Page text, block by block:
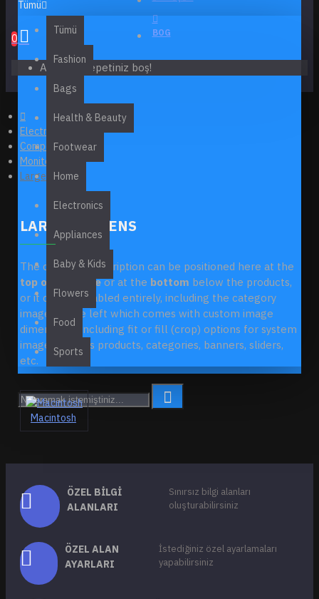
BOG
Tümü
Tümü
Fashion
Bags
Health & Beauty
Footwear
Home
Electronics
Appliances
Baby & Kids
Flowers
Food
Sports
0
Alışveriş sepetiniz boş!
Electronics
Components
Monitors
Large Screens
LARGE SCREENS
The category description can be positioned here at the
top of the pageor at the bottom below the products,
or it can be disabled entirely, including the category
image on the left which comes with custom image
dimensions, including fit or fill (crop) options for system
images such as products, categories, banners, sliders,
etc.
Macintosh
ÖZEL BILGI
ALANLARI
Sınırsız bilgi alanları
oluşturabilirsiniz
ÖZEL ALAN
AYARLARI
İstediğiniz özel ayarlamaları
yapabilirsiniz